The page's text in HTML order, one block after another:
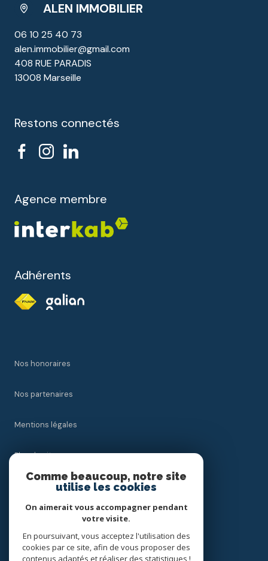
ALEN IMMOBILIER
06 10 25 40 73
alen.immobilier@gmail.com
408 RUE PARADIS
13008 Marseille
Restons connectés
Agence membre
Adhérents
Nos honoraires
Nos partenaires
Mentions légales
Plan du site
Cookies
Comme beaucoup, notre site
utilise les cookies
On aimerait vous accompagner pendant
votre visite.
En poursuivant, vous acceptez l'utilisation des
cookies par ce site, afin de vous proposer des
contenus adaptés et réaliser des statistiques !